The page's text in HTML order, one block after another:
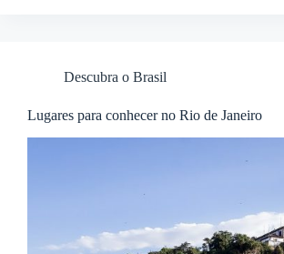
Descubra o Brasil
Lugares para conhecer no Rio de Janeiro